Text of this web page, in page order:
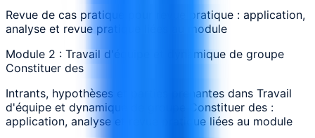
Revue de cas pratique pour revue pratique : application,
analyse et revue pratique liées au module
Module 2 : Travail d'équipe et dynamique de groupe
Constituer des
Intrants, hypothèses et parties prenantes dans Travail
d'équipe et dynamique de groupe Constituer des :
application, analyse et revue pratique liées au module